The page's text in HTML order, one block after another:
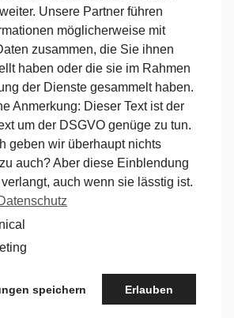
Nächstes →
Unsere Partner führen
möglicherweise mit
zusammen, die Sie ihnen
haben oder die sie im Rahmen
der Dienste gesammelt haben.
Anmerkung: Dieser Text ist der
um der DSGVO genüge zu tun.
geben wir überhaupt nichts
auch? Aber diese Einblendung
auch wenn sie lässtig ist.
speichern Erlauben